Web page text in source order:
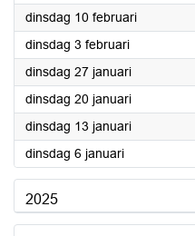
dinsdag 10 februari2026
dinsdag 3 februari2026
dinsdag 27 januari2026
dinsdag 20 januari2026
dinsdag 13 januari2026
dinsdag 6 januari2026
2025